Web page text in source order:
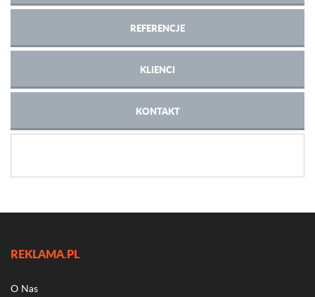
REFERENCJE
KLIENCI
KONTAKT
REKLAMA.PL
O Nas